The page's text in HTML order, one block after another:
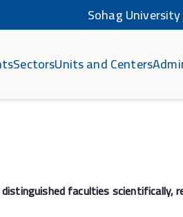
Sohag University
SectorsUnits and Centers
faculties